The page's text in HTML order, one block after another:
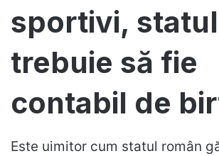
sportivi,
trebuie să fie
contabil de
Este uimitor cum statul român